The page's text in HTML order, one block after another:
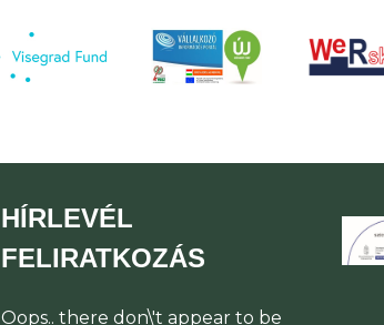
HÍRLEVÉL
FELIRATKOZÁS
Oops.. there don\'t appear to be